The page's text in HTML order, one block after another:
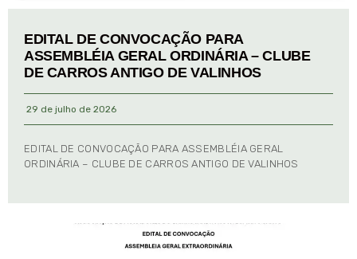
EDITAL DE CONVOCAÇÃO PARA
ASSEMBLÉIA GERAL ORDINÁRIA – CLUBE
DE CARROS ANTIGO DE VALINHOS
29 de julho de 2026
EDITAL DE CONVOCAÇÃO PARA ASSEMBLÉIA GERAL
ORDINÁRIA – CLUBE DE CARROS ANTIGO DE VALINHOS